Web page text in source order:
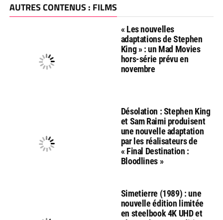
AUTRES CONTENUS : FILMS
« Les nouvelles
adaptations de Stephen
King » : un Mad Movies
hors-série prévu en
novembre
Désolation : Stephen King
et Sam Raimi produisent
une nouvelle adaptation
par les réalisateurs de
« Final Destination :
Bloodlines »
Simetierre (1989) : une
nouvelle édition limitée
en steelbook 4K UHD et